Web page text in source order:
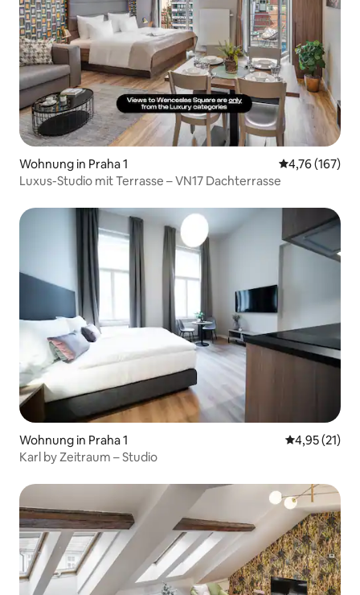
Wohnung in Praha 1
4,76 (167)
Luxus-Studio mit Terrasse – VN17 Dachterrasse
Wohnung in Praha 1
4,95 (21)
Karl by Zeitraum – Studio